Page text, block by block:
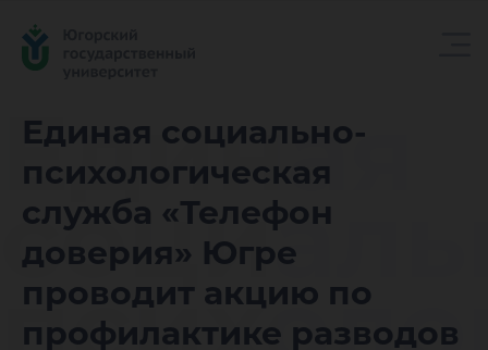
Единая социально-
психологическая
служба «Телефон
доверия» Югре
проводит акцию по
профилактике разводов
Единая